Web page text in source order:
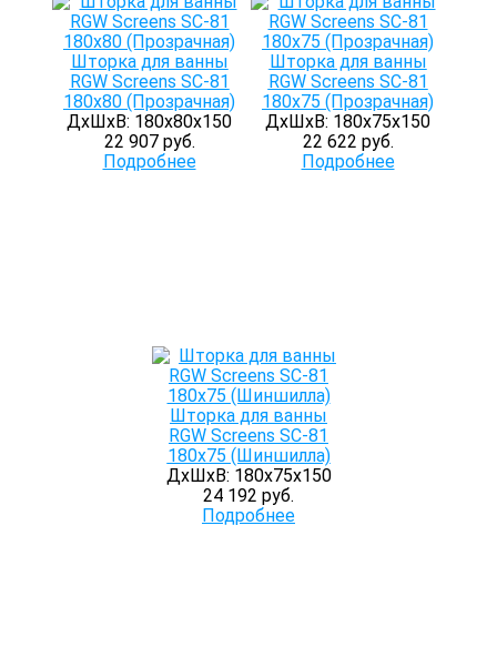
Шторка для ванны
RGW Screens SC-81
180х80 (Прозрачная)
ДхШхВ: 180х80х150
22 907 руб.
Подробнее
Шторка для ванны
RGW Screens SC-81
180х75 (Прозрачная)
ДхШхВ: 180х75х150
22 622 руб.
Подробнее
Шторка для ванны
RGW Screens SC-81
180х75 (Шиншилла)
ДхШхВ: 180х75х150
24 192 руб.
Подробнее